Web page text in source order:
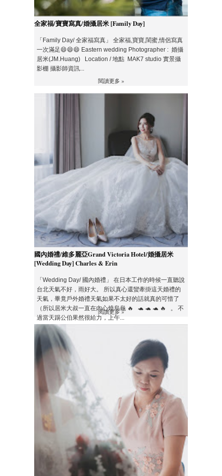
全家福/寶寶寫真/婚攝居米 [Family Day]
「Family Day/ 全家福寫真」 全家福,寶寶,閨蜜,情侶寫真
一次滿足😄😄😄 Eastern wedding Photographer : 婚攝
居米(JM.Huang) Location / 地點 MAK7 studio 實景攝
影棚 攝影師資訊...
閱讀更多 »
國內婚禮/維多麗亞Grand Victoria Hotel/婚攝居米
[Wedding Day] Charles & Erin
「Wedding Day/ 國內婚禮」 在日本工作的時候一直聽說
台北天氣不好，雨好大。 所以真心還蠻牽掛這天婚禮的
天氣，畢竟戶外婚禮天氣如果不太好的話就真的可惜了
（所以居米大叔一直在內心燒烏龜 🔥 🐢 🐢 🐢 🔥 。 不
過當天踢公伯果然很給力，上午...
閱讀更多 »